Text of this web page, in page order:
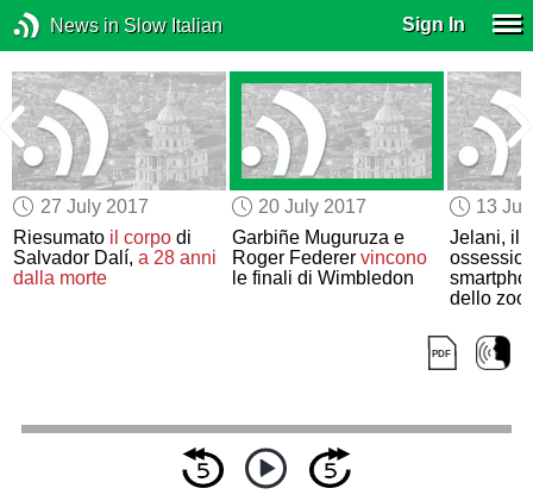
News in Slow Italian Sign In
27 July 2017
Riesumato il corpo di
Salvador Dalí,a 28 anni
dalla morte
20 July 2017
Garbiñe Muguruza e
Roger Federer vincono
le finali di Wimbledon
13
Jelani, il
dello zoo